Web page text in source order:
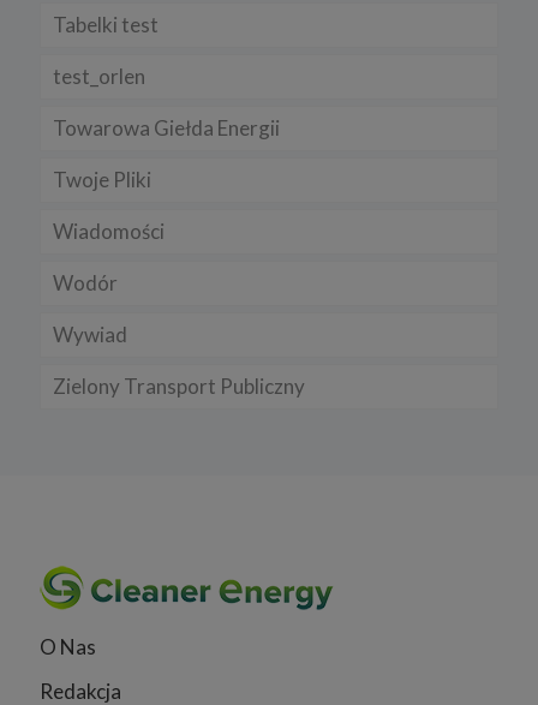
Tabelki test
test_orlen
Towarowa Giełda Energii
Twoje Pliki
Wiadomości
Wodór
Wywiad
Zielony Transport Publiczny
O Nas
Redakcja